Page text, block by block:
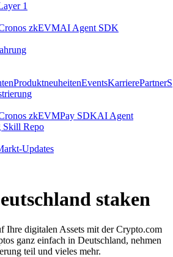
1
zkEVMAI Agent SDK
ProduktneuheitenEventsKarrierePartnerS
zkEVMPay SDKAI Agent
Skill Repo
Updates
staken
Ihre digitalen Assets mit der Crypto.com
ganz einfach in Deutschland, nehmen
teil und vieles mehr.